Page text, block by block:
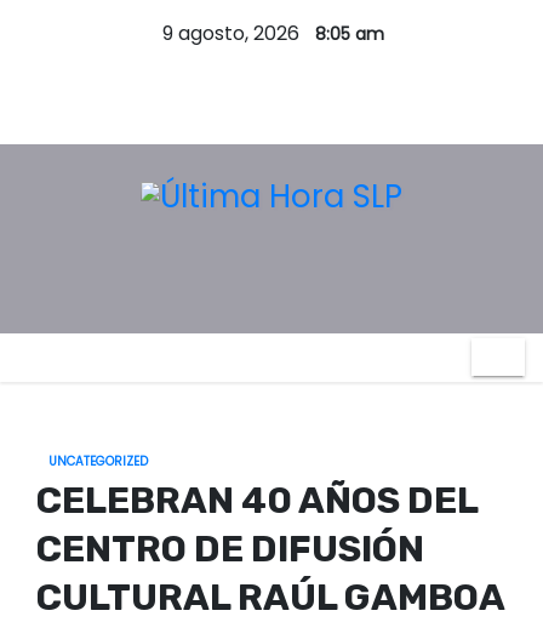
a
9 agosto, 2026 8:05 am
UNCATEGORIZED
CELEBRAN 40 AÑOS DEL
CENTRO DE DIFUSIÓN
CULTURAL RAÚL GAMBOA